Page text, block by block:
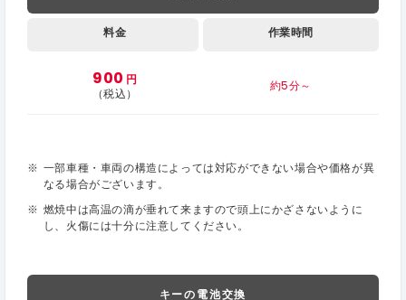
料金 作業時間
900 円
（税込）
約5分～
一部車種・車両の構造によっては対応ができない場合や価格が異
なる場合がございます。
燃焼中は高温の滴が垂れて来ますので頭上にかざさないように
し、火傷には十分に注意してください。
キーの電池交換